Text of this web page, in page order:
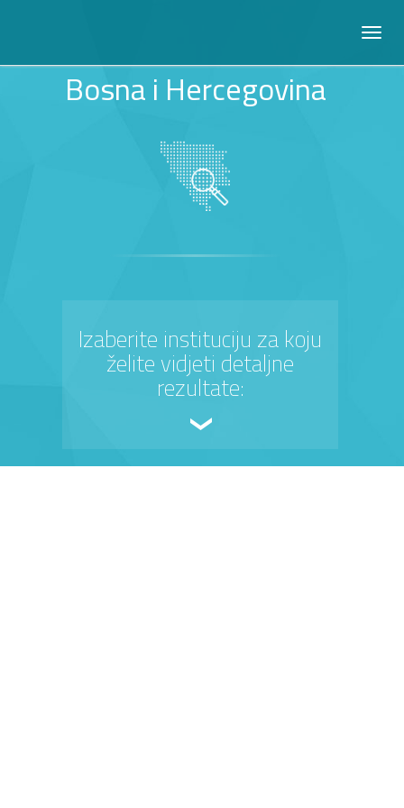
Bosna i Hercegovina
Izaberite instituciju za koju
želite vidjeti detaljne
rezultate: